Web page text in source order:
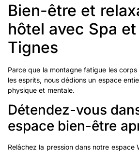
Bien-être et
hôtel avec Spa
Tignes
Parce que la montagne fatigue les corps
les esprits, nous dédions un espace
physique et mentale.
Détendez-vous
espace bien-être
Relâchez la pression dans notre espace